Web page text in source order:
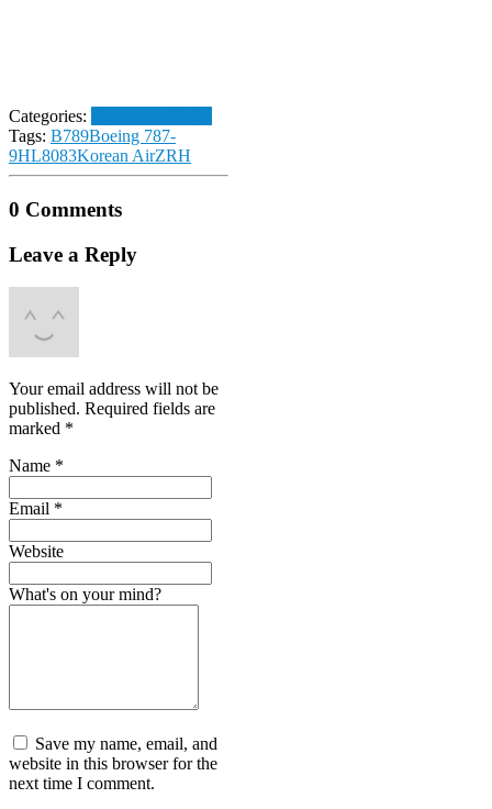
Categories:
Tags: B789Boeing 787-
9HL8083Korean AirZRH
0 Comments
Leave a Reply
Your email address will not be
published. Required fields are
marked *
Name *
Email *
Website
What's on your mind?
Save my name, email, and
website in this browser for the
next time I comment.